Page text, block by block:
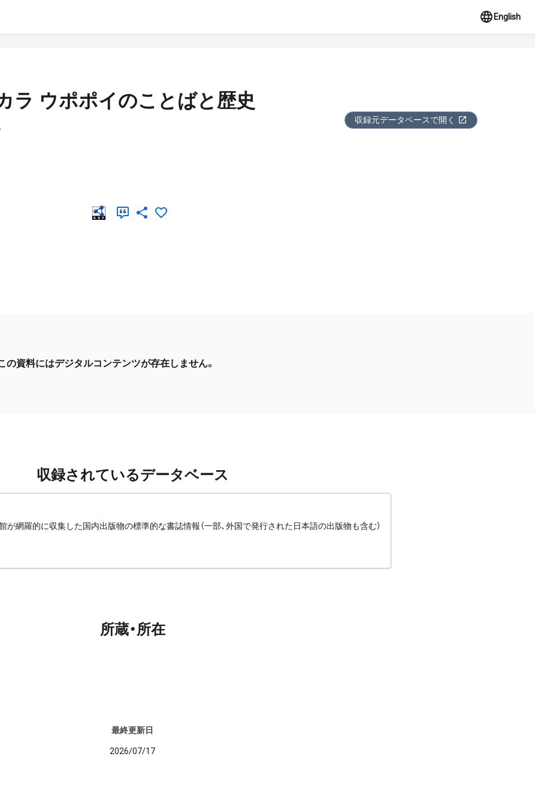
English
ラ ウポポイのことばと歴史
収録元データベースで開く
の資料にはデジタルコンテンツが存在しません。
収録されているデータベース
が網羅的に収集した国内出版物の標準的な書誌情報（一部、外国で発行された日本語の出版物も含む）
所蔵・所在
最終更新日
2026/07/17